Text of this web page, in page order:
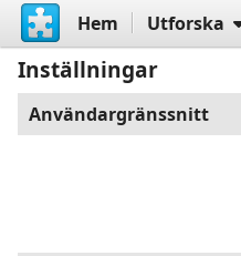
Hem Utforska
Inställningar
Användargränssnitt